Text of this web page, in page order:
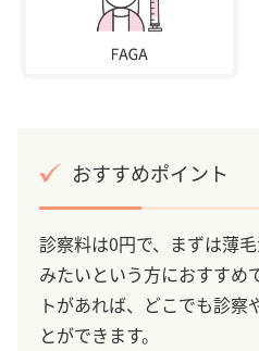
おすすめポイント
診察料は0円で、まずは薄
みたいという方におすすめ
トがあれば、どこでも診察
とができます。